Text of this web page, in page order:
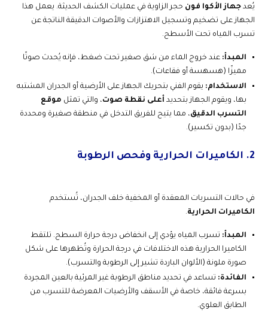
يُعد جهاز الأكوا فون حجر الزاوية في عمليات الكشف الحديثة. يعمل هذا
الجهاز على تضخيم وتسجيل الاهتزازات والأصوات الدقيقة الناتجة عن
تسرب المياه تحت الأسطح.
المبدأ: عند خروج الماء من شق صغير تحت ضغط، فإنه يُحدث صوتًا
مميزًا (هسهسة أو فقاعات).
الاستخدام: يقوم الفني بتحريك الجهاز على الأرضية أو الجدران المشتبه
بها، ويقوم الجهاز بتحديد أعلى نقطة صوت، والتي تمثل موقع
التسرب الدقيق، مما يتيح للفريق التدخل في منطقة صغيرة ومحددة
جدًا (بدون تكسير).
2. الكاميرات الحرارية وفحص الرطوبة
في حالات التسربات المعقدة أو المخفية خلف الجدران، تُستخدم
الكاميرات الحرارية.
المبدأ: تسرب المياه يؤدي إلى انخفاض درجة حرارة السطح. تلتقط
الكاميرا الحرارية هذه الاختلافات في درجة الحرارة وتُظهرها على شكل
صورة ملونة (الألوان الباردة تشير إلى الرطوبة والتسرب).
الفائدة: تساعد في تحديد مناطق الرطوبة غير المرئية بالعين المجردة
بسرعة فائقة، خاصة في الأسقف والأرضيات المعرضة للتسرب من
الطابق العلوي.